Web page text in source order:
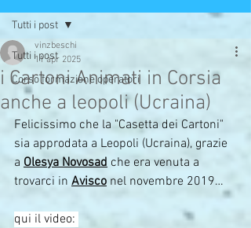
Tutti i post
Corso formazione operatori
Tutti i post
i Cartoni Animati in Corsia
anche a leopoli (Ucraina)
vinzbeschi
11 apr 2025
Felicissimo che la "Casetta dei Cartoni"
sia approdata a Leopoli (Ucraina), grazie
a Olesya Novosad che era venuta a
trovarci in Avisco nel novembre 2019…
qui il video: